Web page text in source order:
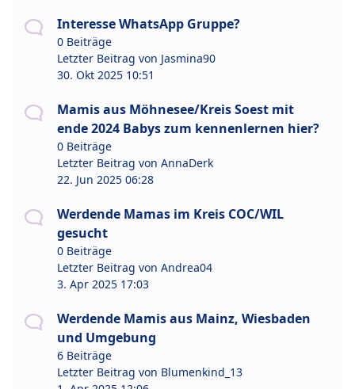
Interesse WhatsApp Gruppe?
0 Beiträge
Letzter Beitrag von Jasmina90
30. Okt 2025 10:51
Mamis aus Möhnesee/Kreis Soest mit
ende 2024 Babys zum kennenlernen hier?
0 Beiträge
Letzter Beitrag von AnnaDerk
22. Jun 2025 06:28
Werdende Mamas im Kreis COC/WIL
gesucht
0 Beiträge
Letzter Beitrag von Andrea04
3. Apr 2025 17:03
Werdende Mamis aus Mainz, Wiesbaden
und Umgebung
6 Beiträge
Letzter Beitrag von Blumenkind_13